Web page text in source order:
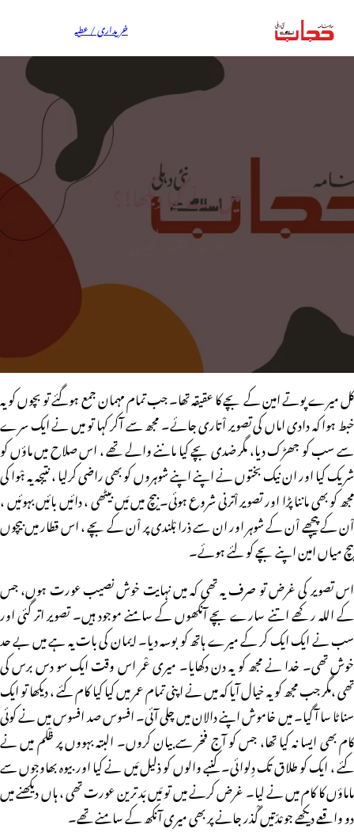
خریداری / عطیہ
میں نے کیا دیکھا!؟
علامہ راشد الخیری
کل میرے پوتے امین کے بچے کا عقیقہ تھا۔ جب تمام مہمان جمع ہوگئے تو بچوں کو یہ
خبط ہوا کہ دادی اماں کی تصویر اْتاری جائے۔ مجھ سے آکر کہا تو میں نے ایک سرے
سے سب کو جھڑک دیا، مگر ضدی بچے کیا ماننے والے تھے ، اس صلاح میں ماؤں کو
شریک کیا اور ان نیک بختوں نے اپنے اپنے شوہروں کو بھی راضی کرلیا ، نتیجہ یہ ہْوا کی
مجھ کو بھی ماننا پڑا اور تصویر اْترنی شروع ہوئی۔ بیچ میں مَیں بیٹھی ، دائیں بائیں بہوئیں ،
اْن کے پیچھے اْن کے شوہر اور ان سے ذرا بْلندی پر اْن کے بچے ، اس قطار میں بیچوں
بیچ میاں امین اپنے بچے کو لئے ہوئے۔
اس تصویر کی غرض تو صرف یہ تھی کہ میں نہایت خوش نصیب عورت ہوں، جس
کے اللہ رکھے اتنے سارے بچے آنکھوں کے سامنے موجود ہیں۔ تصویر اتر گئی اور
سب نے ایک ایک کر کے میرے ہاتھ کو بوسہ دیا۔ ایمان کی بات یہ ہے میں بے حد
خوش تھی۔ خدا نے مجھ کو یہ دن دکھایا۔ میری عْمر اس وقت ایک سو دس برس کی
تھی ،مگر جب مجھ کو یہ خیال آیا کہ میں نے اپنی تمام عمر میں کیا کیا کام کئے ، دیکھا تو ایک
سناٹا سا آ گیا۔ میں خاموش اپنے دالان میں چلی آئی۔ افسوس صد افسوس میں نے کوئی
کام بھی ایسا نہ کیا تھا، جس کو آج فخر سے بیان کروں۔ البتہ بہووں پر ظْلم میں نے
کئے ، ایک کو طلاق تک دِلوائی۔ کْنبے والوں کو ذلیل مَیں نے کیا اوربیوہ بھاوجوں سے
ماماؤں کا کام میں نے لیا۔ غرض کرنے میں تو مَیں بَد ترین عورت تھی ، ہاں دیکھنے میں
دو واقعے دیکھے جو مْدّتیں گْذر جانے پر بھی میری آنکھ کے سامنے تھے۔